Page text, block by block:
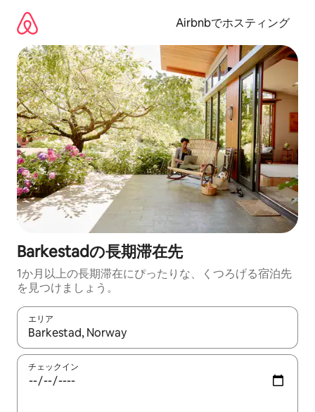
Airbnbでホスティング
Barkestadの長期滞在先
1か月以上の長期滞在にぴったりな、くつろげる宿泊先
を見つけましょう。
エリア
検索結果が表示されたら、上下の矢印キーを使って移動するか
チェックイン